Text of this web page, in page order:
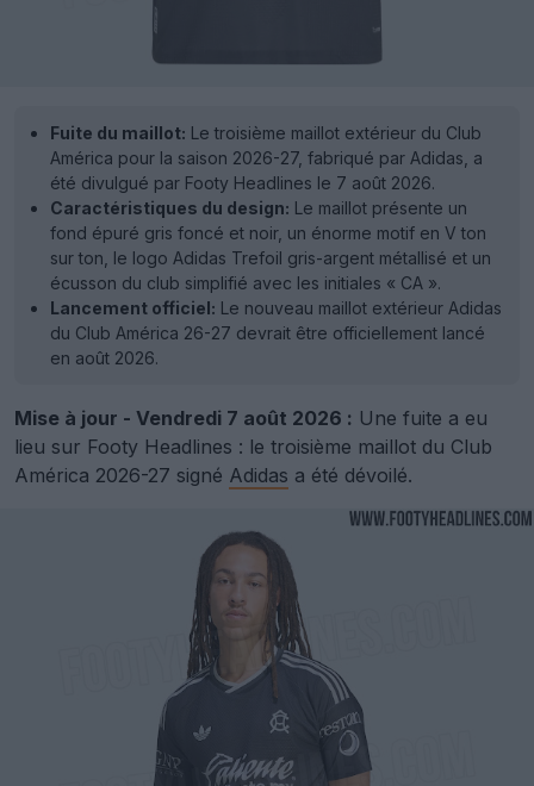
Fuite du maillot: Le troisième maillot extérieur du Club
América pour la saison 2026-27, fabriqué par Adidas, a
été divulgué par Footy Headlines le 7 août 2026.
Caractéristiques du design: Le maillot présente un
fond épuré gris foncé et noir, un énorme motif en V ton
sur ton, le logo Adidas Trefoil gris-argent métallisé et un
écusson du club simplifié avec les initiales « CA ».
Lancement officiel: Le nouveau maillot extérieur Adidas
du Club América 26-27 devrait être officiellement lancé
en août 2026.
Mise à jour - Vendredi 7 août 2026 : Une fuite a eu
lieu sur Footy Headlines : le troisième maillot du Club
América 2026-27 signé Adidas a été dévoilé.